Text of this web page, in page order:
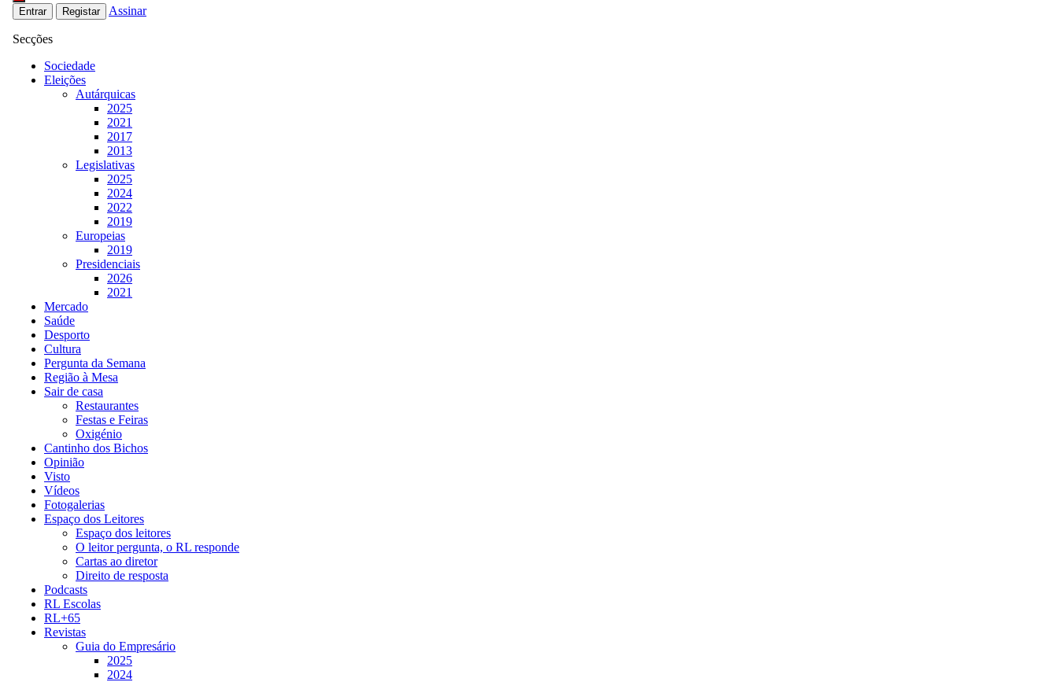
Entrar Registar Assinar
Secções
Sociedade
Eleições
Autárquicas
2025
2021
2017
2013
Legislativas
2025
2024
2022
2019
Europeias
2019
Presidenciais
2026
2021
Mercado
Saúde
Desporto
Cultura
Pergunta da Semana
Região à Mesa
Sair de casa
Restaurantes
Festas e Feiras
Oxigénio
Cantinho dos Bichos
Opinião
Visto
Vídeos
Fotogalerias
Espaço dos Leitores
Espaço dos leitores
O leitor pergunta, o RL responde
Cartas ao diretor
Direito de resposta
Podcasts
RL Escolas
RL+65
Revistas
Guia do Empresário
2025
2024